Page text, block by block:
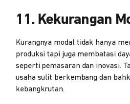
11. Kekurangan
Kurangnya modal tidak hanya
produksi tapi juga membatasi
seperti pemasaran dan inovasi.
usaha sulit berkembang dan
kebangkrutan.